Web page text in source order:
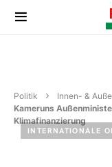
Politik Innen- &
Kameruns
Klimafinanzierung
INTERNATIONALE